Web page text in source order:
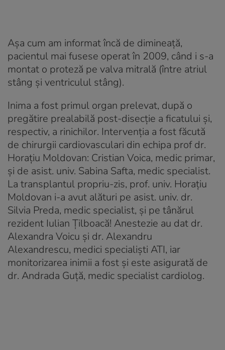
Așa cum am informat încă de dimineață,
pacientul mai fusese operat în 2009, când i s-a
montat o proteză pe valva mitrală (între atriul
stâng și ventriculul stâng).
Inima a fost primul organ prelevat, după o
pregătire prealabilă post-disecție a ficatului și,
respectiv, a rinichilor. Intervenția a fost făcută
de chirurgii cardiovasculari din echipa prof dr.
Horațiu Moldovan: Cristian Voica, medic primar,
și de asist. univ. Sabina Safta, medic specialist.
La transplantul propriu-zis, prof. univ. Horațiu
Moldovan i-a avut alături pe asist. univ. dr.
Silvia Preda, medic specialist, și pe tânărul
rezident Iulian Țilboacă! Anestezie au dat dr.
Alexandra Voicu și dr. Alexandru
Alexandrescu, medici specialiști ATI, iar
monitorizarea inimii a fost și este asigurată de
dr. Andrada Guță, medic specialist cardiolog.